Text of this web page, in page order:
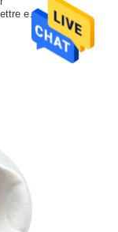
en
50-81-7